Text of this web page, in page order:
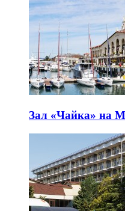
Зал «Чайка» на